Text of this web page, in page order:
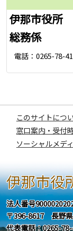
伊那市役
総務係
電話：0265-78-
このサイトにつ
窓口案内・受付
ソーシャルメデ
伊那市役
法人番号
〒396-8617 長野
代表電話：0265-